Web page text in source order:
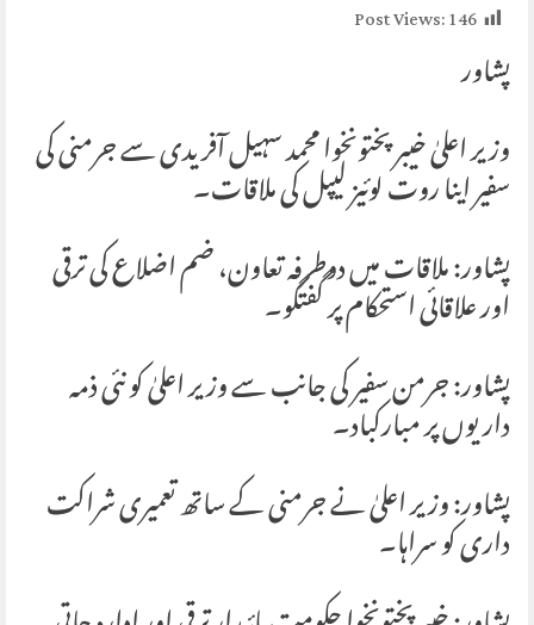
Post Views:146
پشاور
وزیر اعلیٰ خیبر پختونخوا محمد سہیل آفریدی سے جرمنی کی
سفیر اینا روت لوئیز لیپل کی ملاقات۔
پشاور: ملاقات میں دوطرفہ تعاون، ضم اضلاع کی ترقی
اور علاقائی استحکام پر گفتگو۔
پشاور: جرمن سفیر کی جانب سے وزیر اعلیٰ کو نئی ذمہ
داریوں پر مبارکباد۔
پشاور: وزیر اعلیٰ نے جرمنی کے ساتھ تعمیری شراکت
داری کو سراہا۔